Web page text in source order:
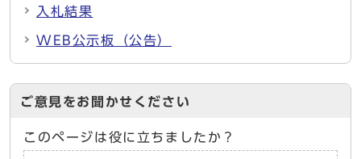
入札結果
WEB公示板（公告）
ご意見をお聞かせください
このページは役に立ちましたか？